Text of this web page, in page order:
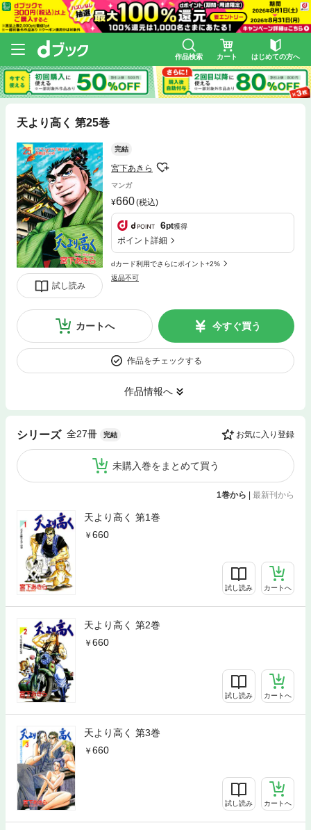
作品検索 カート はじめての方へ
天より高く 第25巻
試し読み
完結
宮下あきら
マンガ
660(税込)
6pt獲得
ポイント詳細
dカード利用でさらにポイント+2%
返品不可
カートへ 今すぐ買う
作品をチェックする
作品情報へ
シリーズ 全27冊 完結 お気に入り登録
未購入巻をまとめて買う
1巻から | 最新刊から
天より高く 第1巻
660
試し読み カートへ
天より高く 第2巻
660
試し読み カートへ
天より高く 第3巻
660
試し読み カートへ